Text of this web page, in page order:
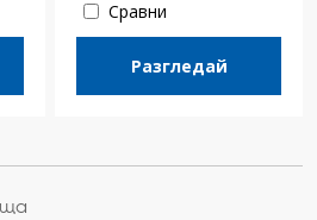
Сравни
Разгледай